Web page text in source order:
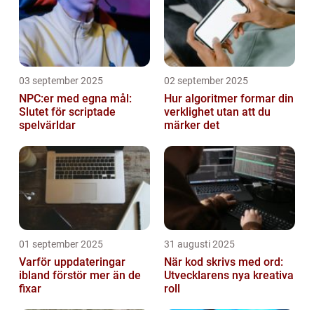
03 september 2025
NPC:er med egna mål:
Slutet för scriptade
spelvärldar
02 september 2025
Hur algoritmer formar din
verklighet utan att du
märker det
01 september 2025
Varför uppdateringar
ibland förstör mer än de
fixar
31 augusti 2025
När kod skrivs med ord:
Utvecklarens nya kreativa
roll